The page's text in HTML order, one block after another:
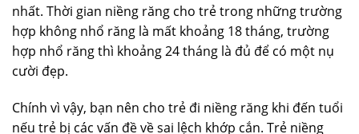
nhất. Thời gian niềng răng cho trẻ trong những trường
hợp không nhổ răng là mất khoảng 18 tháng, trường
hợp nhổ răng thì khoảng 24 tháng là đủ để có một nụ
cười đẹp.
Chính vì vậy, bạn nên cho trẻ đi niềng răng khi đến tuổi
nếu trẻ bị các vấn đề về sai lệch khớp cắn. Trẻ niềng